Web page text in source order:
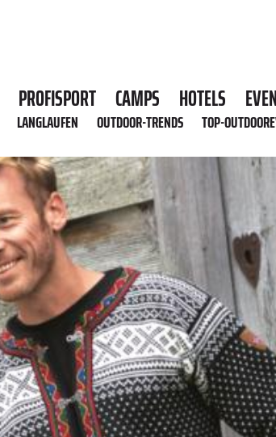
PROFISPORT CAMPS HOTELS
LANGLAUFEN OUTDOOR-TRENDS TOP-